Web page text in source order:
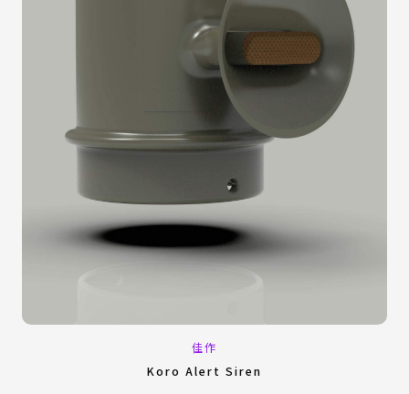
佳作
Koro Alert Siren